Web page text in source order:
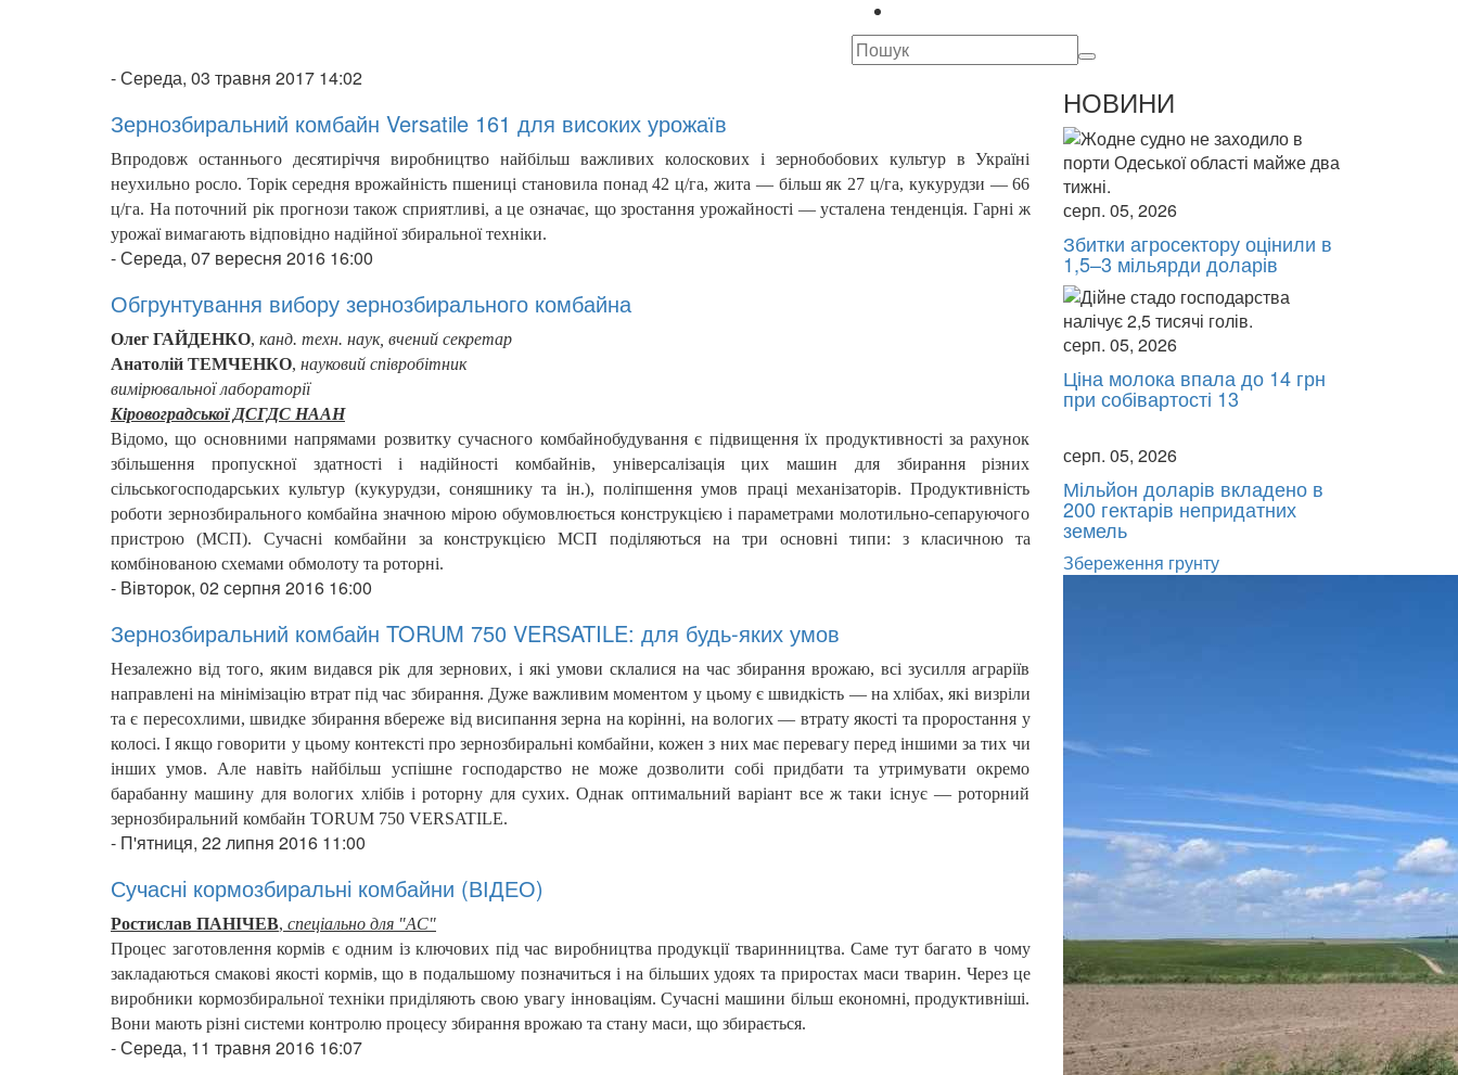
-Середа, 03 травня 2017 14:02
Зернозбиральний комбайн Versatile 161 для високих урожаїв
Впродовж останнього десятиріччя виробництво найбільш важливих колоскових і зернобобових культур в Україні
неухильно росло. Торік середня врожайність пшениці становила понад 42 ц/га, жита — більш як 27 ц/га, кукурудзи — 66
ц/га. На поточний рік прогнози також сприятливі, а це означає, що зростання урожайності — усталена тенденція. Гарні ж
урожаї вимагають відповідно надійної збиральної техніки.
-Середа, 07 вересня 2016 16:00
Обгрунтування вибору зернозбирального комбайна
Олег ГАЙДЕНКО, канд. техн. наук, вчений секретар
Анатолій ТЕМЧЕНКО, науковий співробітник
вимірювальної лабораторії
Кіровоградської ДСГДС НААН
Відомо, що основними напрямами розвитку сучасного комбайнобудування є підвищення їх продуктивності за рахунок
збільшення пропускної здатності і надійності комбайнів, універсалізація цих машин для збирання різних
сільськогосподарських культур (кукурудзи, соняшнику та ін.), поліпшення умов праці механізаторів. Продуктивність
роботи зернозбирального комбайна значною мірою обумовлюється конструкцією і параметрами молотильно-сепаруючого
пристрою (МСП). Сучасні комбайни за конструкцією МСП поділяються на три основні типи: з класичною та
комбінованою схемами обмолоту та роторні.
- Вівторок, 02 серпня 2016 16:00
Зернозбиральний комбайн TORUM 750 VERSATILE: для будь-яких умов
Незалежно від того, яким видався рік для зернових, і які умови склалися на час збирання врожаю, всі зусилля аграріїв
направлені на мінімізацію втрат під час збирання. Дуже важливим моментом у цьому є швидкість — на хлібах, які визріли
та є пересохлими, швидке збирання вбереже від висипання зерна на корінні, на вологих — втрату якості та проростання у
колосі.І якщо говорити у цьому контексті про зернозбиральні комбайни, кожен з них має перевагу перед іншими за тих чи
інших умов. Але навіть найбільш успішне господарство не може дозволити собі придбати та утримувати окремо
барабанну машину для вологих хлібів і роторну для сухих. Однак оптимальний варіант все ж таки існує — роторний
зернозбиральний комбайн TORUM 750 VERSATILE.
- П'ятниця, 22 липня 2016 11:00
Сучасні кормозбиральні комбайни (ВІДЕО)
Ростислав ПАНІЧЕВ, спеціально для "АС"
Процес заготовлення кормів є одним із ключових під час виробництва продукції тваринництва. Саме тут багато в чому
закладаються смакові якості кормів, що в подальшому позначиться і на більших удоях та приростах маси тварин. Через це
виробники кормозбиральної техніки приділяють свою увагу інноваціям. Сучасні машини більш економні, продуктивніші.
Вони мають різні системи контролю процесу збирання врожаю та стану маси, що збирається.
-Середа, 11 травня 2016 16:07
НОВИНИ
серп. 05, 2026
Збитки агросектору оцінили в
1,5–3 мільярди доларів
серп. 05, 2026
Ціна молока впала до 14 грн
при собівартості 13
серп. 05, 2026
Мільйон доларів вкладено в
200 гектарів непридатних
земель
Збереження грунту